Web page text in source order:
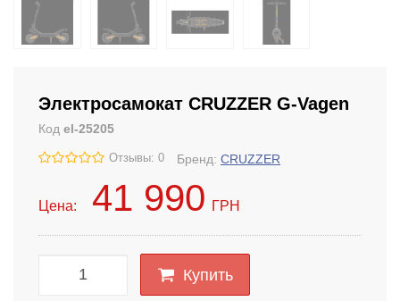
Электросамокат CRUZZER G-Vagen
Код el-25205
Отзывы: 0 Бренд: CRUZZER
Цена: 41 990 ГРН
Купить